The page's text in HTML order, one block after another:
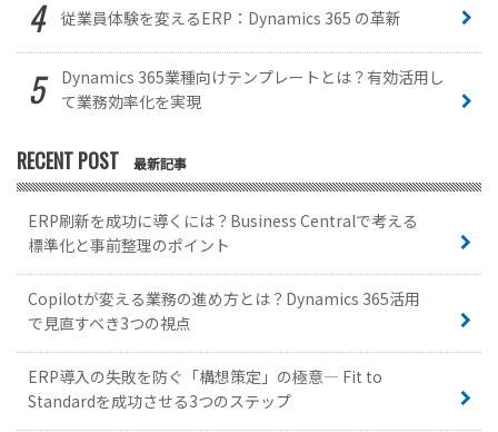
従業員体験を変えるERP：Dynamics 365 の革新
Dynamics 365業種向けテンプレートとは？有効活用し
て業務効率化を実現
RECENT POST 最新記事
ERP刷新を成功に導くには？Business Centralで考える
標準化と事前整理のポイント
Copilotが変える業務の進め方とは？Dynamics 365活用
で見直すべき3つの視点
ERP導入の失敗を防ぐ「構想策定」の極意— Fit to
Standardを成功させる3つのステップ